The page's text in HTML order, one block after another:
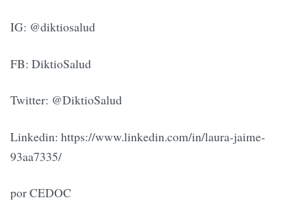
IG: @diktiosalud
FB: DiktioSalud
Twitter: @DiktioSalud
Linkedin: https://www.linkedin.com/in/laura-jaime-
93aa7335/
por CEDOC